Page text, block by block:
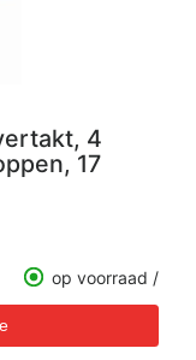
4
17
op voorraad /